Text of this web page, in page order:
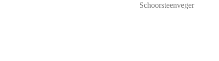
Schoorsteenveger